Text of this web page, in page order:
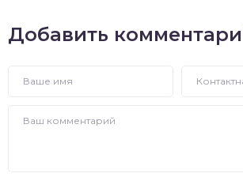
Добавить